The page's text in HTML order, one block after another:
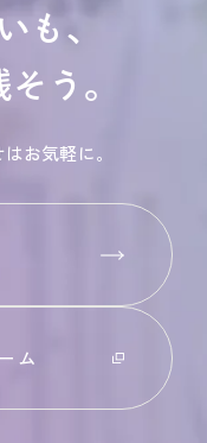
も、
う。
お気軽に。
ム